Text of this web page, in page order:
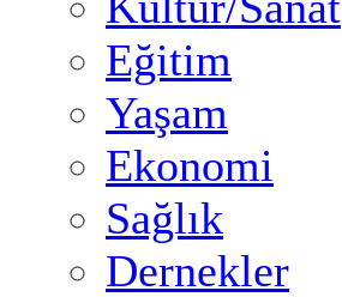
Eğitim
Yaşam
Ekonomi
Sağlık
Dernekler